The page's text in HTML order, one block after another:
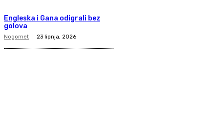
Engleska i Gana odigrali bez
golova
Nogomet 23 lipnja, 2026